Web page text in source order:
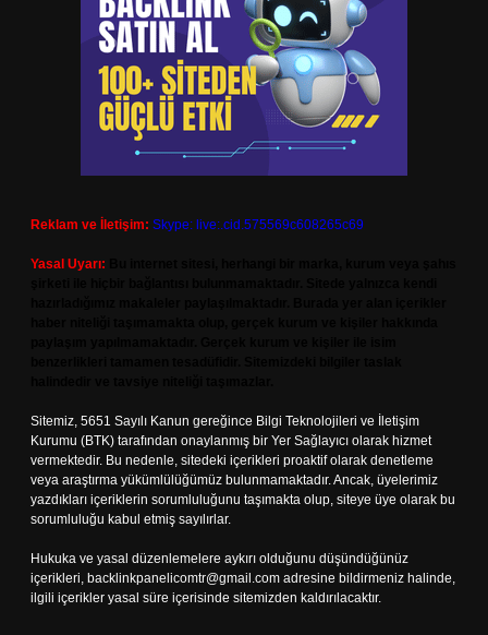
Reklam ve İletişim: Skype: live:.cid.575569c608265c69
Yasal Uyarı:
Sitemiz, 5651 Sayılı Kanun gereğince Bilgi Teknolojileri ve İletişim
Kurumu (BTK) tarafından onaylanmış bir Yer Sağlayıcı olarak hizmet
vermektedir. Bu nedenle, sitedeki içerikleri proaktif olarak denetleme
veya araştırma yükümlülüğümüz bulunmamaktadır. Ancak, üyelerimiz
yazdıkları içeriklerin sorumluluğunu taşımakta olup, siteye üye olarak bu
sorumluluğu kabul etmiş sayılırlar.
Hukuka ve yasal düzenlemelere aykırı olduğunu düşündüğünüz
içerikleri, backlinkpanelicomtr@gmail.com adresine bildirmeniz halinde,
ilgili içerikler yasal süre içerisinde sitemizden kaldırılacaktır.